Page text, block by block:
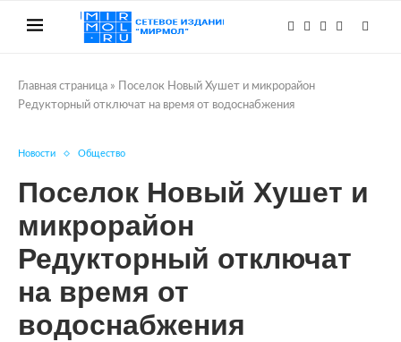
Главная страница »
Поселок Новый Хушет и микрорайон
Редукторный отключат на время от водоснабжения
Новости Общество
Поселок Новый Хушет и
микрорайон
Редукторный отключат
на время от
водоснабжения